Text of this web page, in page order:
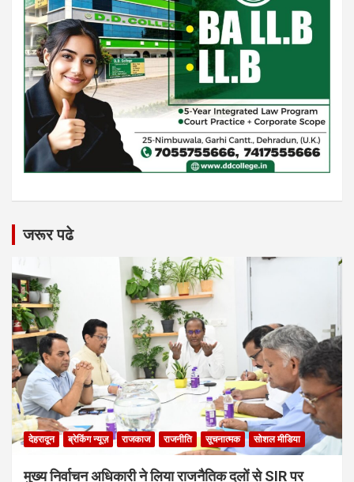
जरूर पढे
देहरादून ब्रेकिंग न्यूज़ राजकाज राजनीति सूचनात्मक सोशल मीडिया
मुख्य निर्वाचन अधिकारी ने लिया राजनैतिक दलों से SIR पर